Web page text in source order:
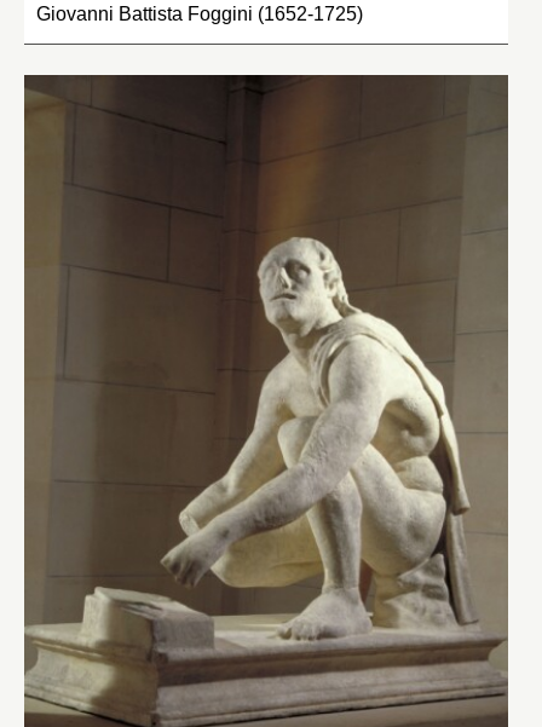
Giovanni Battista Foggini (1652-1725)